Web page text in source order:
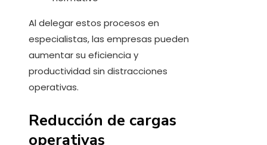
Al delegar estos procesos en
especialistas, las empresas pueden
aumentar su eficiencia y
productividad sin distracciones
operativas.
Reducción de cargas
operativas